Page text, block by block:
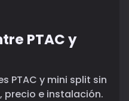
PTAC y
PTAC y mini split sin
e instalación.